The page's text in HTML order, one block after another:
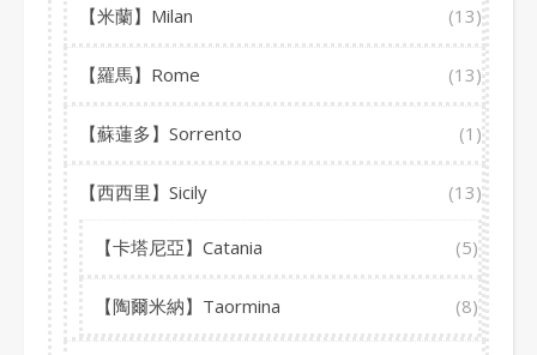
【米蘭】Milan (13)
【羅馬】Rome (13)
【蘇蓮多】Sorrento (1)
【西西里】Sicily (13)
【卡塔尼亞】Catania (5)
【陶爾米納】Taormina (8)